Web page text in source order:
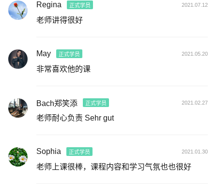
Regina 正式学员 2021.07.12
老师讲得很好
May 正式学员 2021.05.20
非常喜欢他的课
Bach郑笑添 正式学员 2021.02.27
老师耐心负责 Sehr gut
Sophia 正式学员 2021.01.30
老师上课很棒，课程内容和学习气氛也也很好